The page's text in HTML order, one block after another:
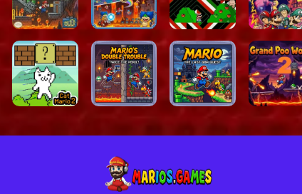
kleurenpaletten die
Flawless Design:
gerespecteerde
Browser-ready
webbrowser.
Hoe te spelen
Z-toets/A-knop: